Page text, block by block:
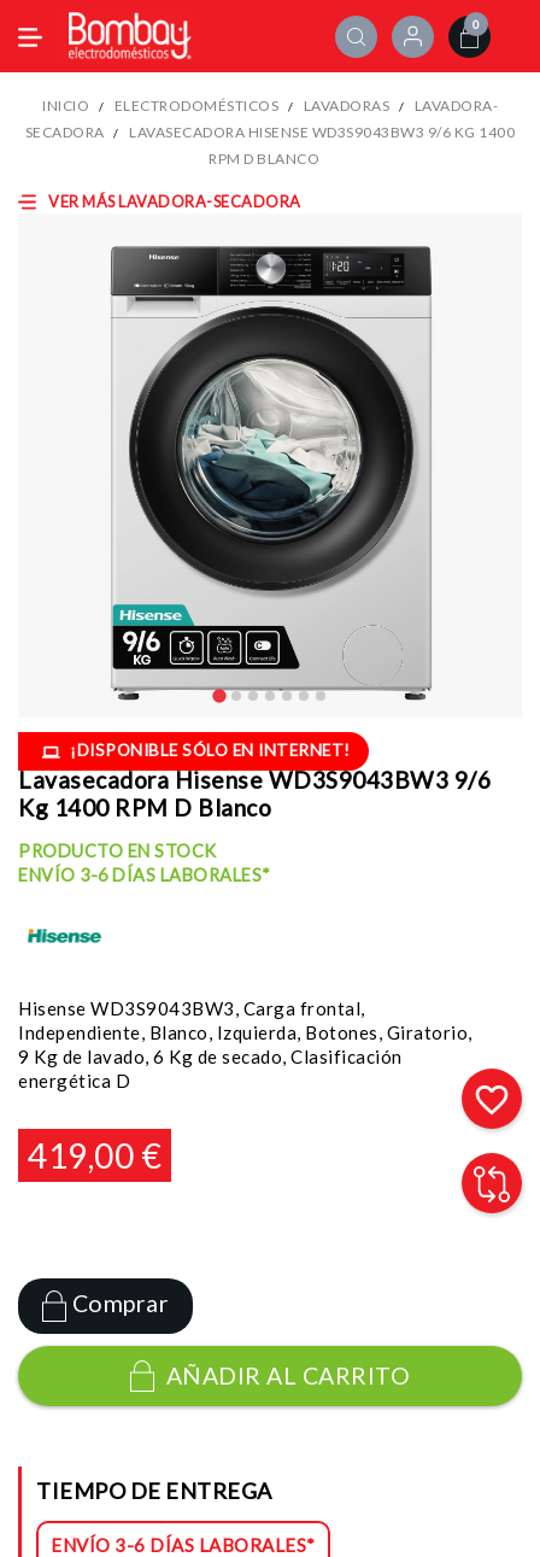
0
INICIO ELECTRODOMÉSTICOS LAVADORAS
LAVADORA-
SECADORA
LAVASECADORA HISENSE WD3S9043BW3 9/6 KG 1400
RPM D BLANCO
VER MÁS LAVADORA-SECADORA
¡DISPONIBLE SÓLO EN INTERNET!
Lavasecadora Hisense WD3S9043BW3 9/6
Kg 1400 RPM D Blanco
PRODUCTO EN STOCK
ENVÍO 3-6 DÍAS LABORALES*
Hisense WD3S9043BW3, Carga frontal,
Independiente, Blanco, Izquierda, Botones, Giratorio,
9 Kg de lavado, 6 Kg de secado, Clasificación
energética D
419,00 €
Comprar
AÑADIR AL CARRITO
favorite_border
TIEMPO DE ENTREGA
ENVÍO 3-6 DÍAS LABORALES*